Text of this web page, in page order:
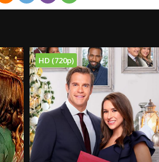
HD (720p)